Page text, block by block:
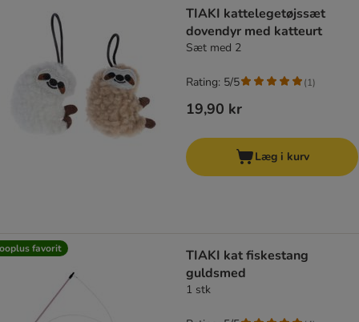
TIAKI kattelegetøjssæt
dovendyr med katteurt
Sæt med 2
19,90 kr
Rating: 5/5 (1)
Læg i kurv
favorit
TIAKI kat fiskestang
guldsmed
1 stk